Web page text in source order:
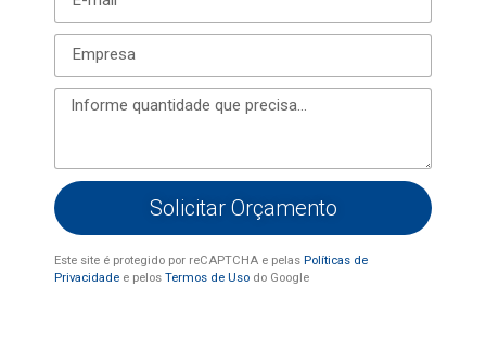
Solicitar Orçamento
Este site é protegido por reCAPTCHA e pelas Políticas de
Privacidade e pelos Termos de Uso do Google